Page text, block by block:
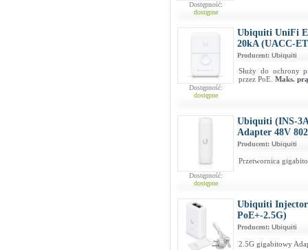
Dostępność:
dostępne
Dostępność:
dostępne
Ubiquiti UniFi
20kA (UACC-
Producent: Ubiquiti
Służy do ochrony
przez PoE. Maks.
Dostępność:
dostępne
Ubiquiti (INS-
Adapter 48V
Producent: Ubiquiti
Przetwornica
Ubiquiti Injector
PoE+-2.5G)
Producent: Ubiquiti
2.5G gigabitowy